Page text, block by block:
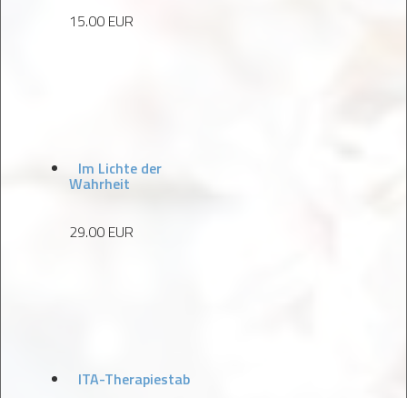
15.00 EUR
Im Lichte der
Wahrheit
29.00 EUR
ITA-Therapiestab